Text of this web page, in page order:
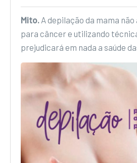
Mito. A depilação da mama
para câncer e utilizando
prejudicará em nada a saúde